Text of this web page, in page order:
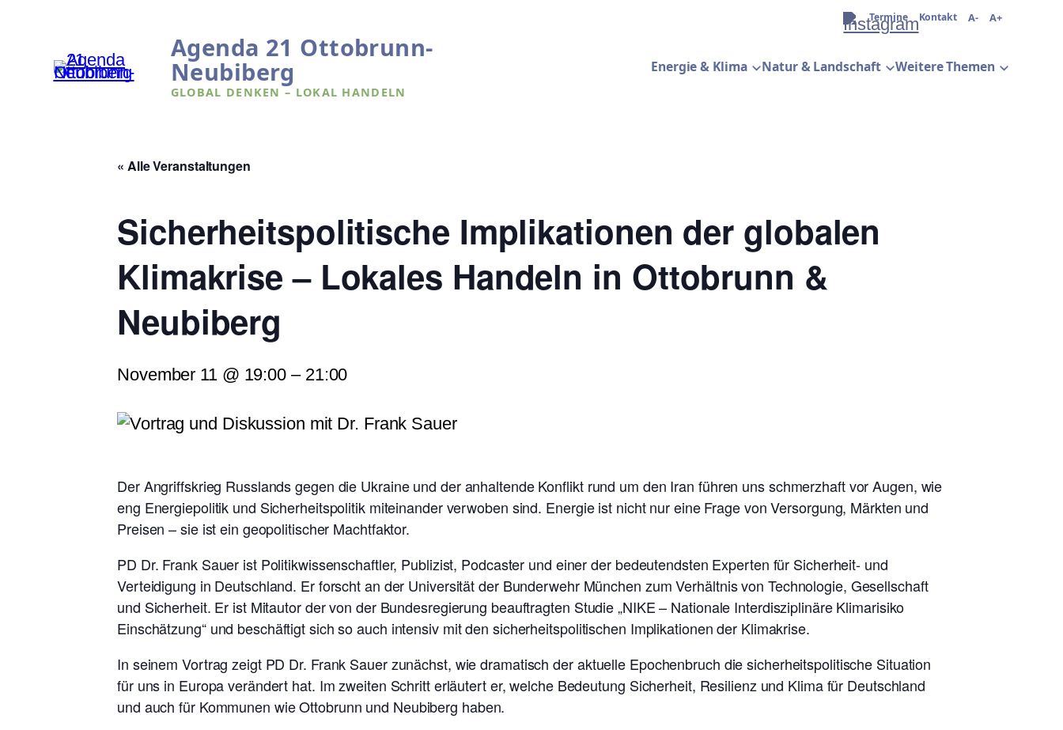
Termine Kontakt A- A+
Agenda 21 Ottobrunn-
Neubiberg
GLOBAL DENKEN – LOKAL HANDELN
Energie & Klima Natur & Landschaft Weitere Themen
« Alle Veranstaltungen
Sicherheitspolitische Implikationen der globalen
Klimakrise – Lokales Handeln in Ottobrunn &
Neubiberg
November 11 @ 19:00 – 21:00
Der Angriffskrieg Russlands gegen die Ukraine und der anhaltende Konflikt rund um den Iran führen uns schmerzhaft vor Augen, wie
eng Energiepolitik und Sicherheitspolitik miteinander verwoben sind. Energie ist nicht nur eine Frage von Versorgung, Märkten und
Preisen – sie ist ein geopolitischer Machtfaktor.
PD Dr. Frank Sauer ist Politikwissenschaftler, Publizist, Podcaster und einer der bedeutendsten Experten für Sicherheit- und
Verteidigung in Deutschland. Er forscht an der Universität der Bunderwehr München zum Verhältnis von Technologie, Gesellschaft
und Sicherheit. Er ist Mitautor der von der Bundesregierung beauftragten Studie „NIKE – Nationale Interdisziplinäre Klimarisiko
Einschätzung“ und beschäftigt sich so auch intensiv mit den sicherheitspolitischen Implikationen der Klimakrise.
In seinem Vortrag zeigt PD Dr. Frank Sauer zunächst, wie dramatisch der aktuelle Epochenbruch die sicherheitspolitische Situation
für uns in Europa verändert hat. Im zweiten Schritt erläutert er, welche Bedeutung Sicherheit, Resilienz und Klima für Deutschland
und auch für Kommunen wie Ottobrunn und Neubiberg haben.